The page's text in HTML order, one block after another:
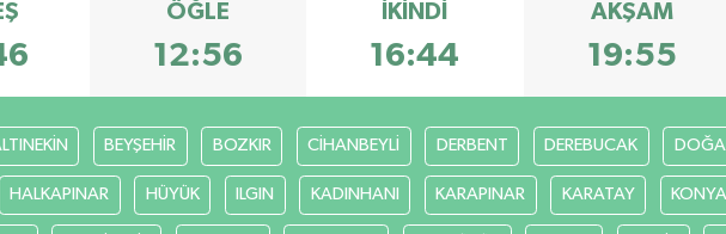
ÖĞLE
12:56
İKINDI
16:44
AKŞAM
19:55
BEYŞEHİR BOZKIR CİHANBEYLİ DERBENT DEREBUCAK
HALKAPINAR HÜYÜK ILGIN KADINHANI KARAPINAR KARATAY KONYA